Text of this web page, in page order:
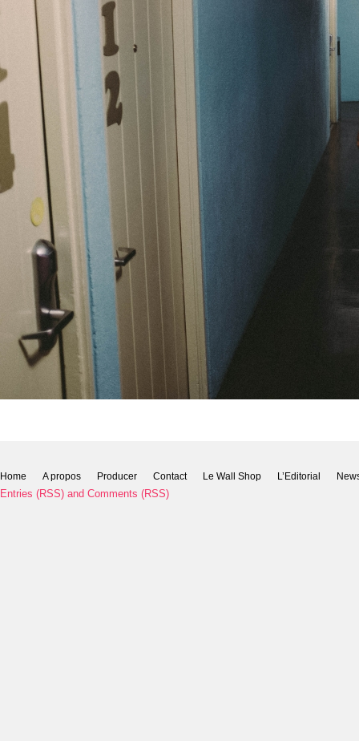
Home A propos Producer Contact Le Wall Shop L’Editorial
Entries (RSS) and Comments (RSS)